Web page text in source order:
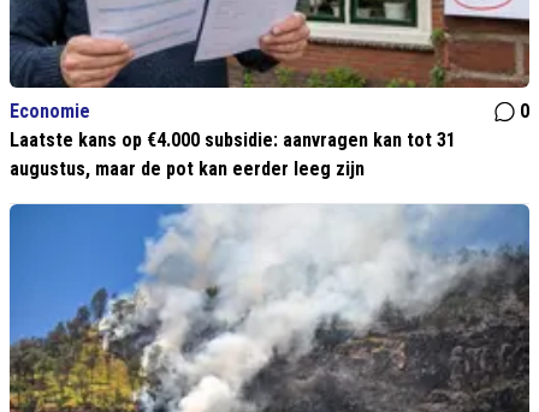
Economie
0
Laatste kans op €4.000 subsidie: aanvragen kan tot 31
augustus, maar de pot kan eerder leeg zijn